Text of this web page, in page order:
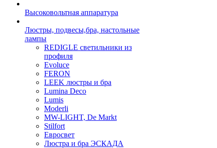
Высоковольтная аппаратура
Люстры, подвесы,бра, настольные
лампы
REDIGLE светильники из
профиля
Evoluce
FERON
LEEK люстры и бра
Lumina Deco
Lumis
Moderli
MW-LIGHT, De Markt
Stilfort
Евросвет
Люстра и бра ЭСКАДА